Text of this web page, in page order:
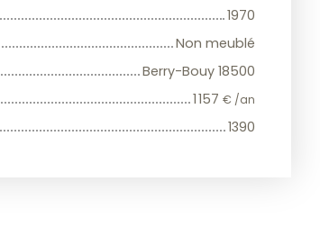
1970
Non meublé
Berry-Bouy 18500
1 157 € /an
1390